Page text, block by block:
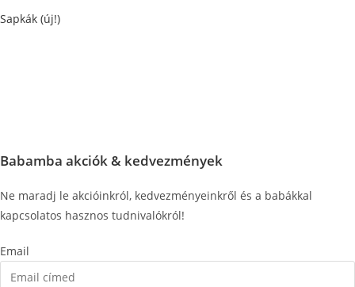
Sapkák (új!)
Babamba akciók & kedvezmények
Ne maradj le akcióinkról, kedvezményeinkről és a babákkal
kapcsolatos hasznos tudnivalókról!
Email